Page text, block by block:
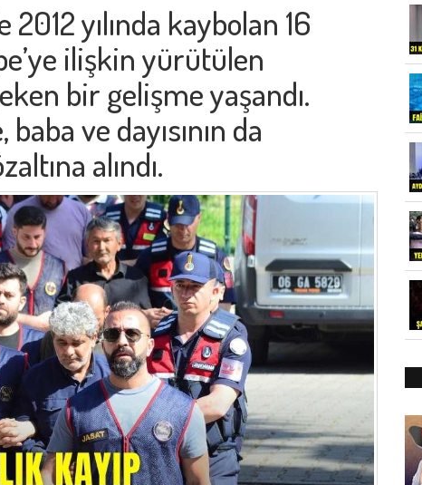
2012 yılında kaybolan 16
ilişkin yürütülen
bir gelişme yaşandı.
ve dayısının da
alındı.